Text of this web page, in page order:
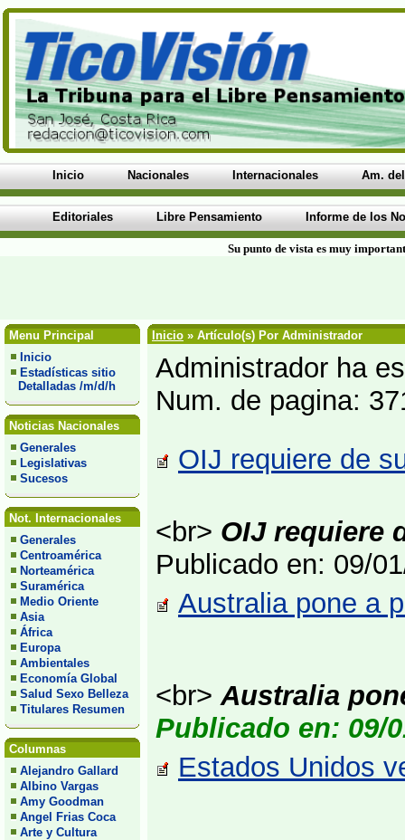
Inicio Nacionales Internacionales Am.
Editoriales Libre Pensamiento Informe de los
Su punto de vista es muy
Menu Principal
Inicio
Estadísticas sitio
Detalladas /m/d/h
Noticias Nacionales
Generales
Legislativas
Sucesos
Not. Internacionales
Generales
Centroamérica
Norteamérica
Suramérica
Medio Oriente
Asia
África
Europa
Ambientales
Economía Global
Salud Sexo Belleza
Titulares Resumen
Columnas
Alejandro Gallard
Albino Vargas
Amy Goodman
Angel Frias Coca
Arte y Cultura
Inicio » Artículo(s) Por Administrador
Administrador ha
Num. de pagina:
OIJ requiere de
<br> OIJ requiere
Publicado en: 09/
Australia pone a
<br>Australia
Publicado en: 09/
Estados Unidos